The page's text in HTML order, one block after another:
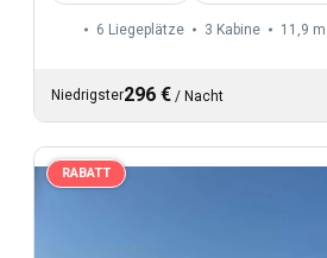
6 Liegeplätze 3 Kabine 11,9 m
Niedrigster296 € / Nacht
RABATT